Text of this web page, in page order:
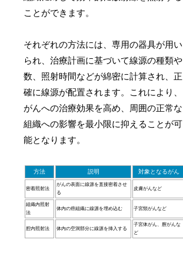
ことができます。
それぞれの方法には、専用の器具が用い
られ、治療計画に基づいて線源の種類や
数、照射時間などが綿密に計算され、正
確に線源が配置されます。これにより、
がんへの治療効果を高め、周囲の正常な
組織への影響を最小限に抑えることが可
能となります。
方法 説明 対象となるがん
密着照射法
がんの表面に線源を直接密着させ
る
皮膚がんなど
組織内照射
法
体内の癌組織に線源を埋め込む 子宮頸がんなど
腔内照射法 体内の空洞部分に線源を挿入する
子宮体がん、膣がんな
ど